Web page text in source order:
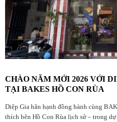
CHÀO NĂM MỚI 2026 VỚI
TẠI BAKES HỒ CON RÙA
Diệp Gia hân hạnh đồng hành cùng
thích bên Hồ Con Rùa lịch sử – trong